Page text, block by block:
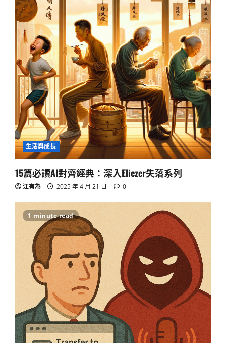
生活與成長
15篇必讀AI對齊經典：深入Eliezer失落系列
江有為 2025 年 4 月 21 日 0
1 minute read
2
生活與成長
15篇必讀AI對齊經典：深入Eliezer失落
系列
2025 年 4 月 21 日 0
人工智慧 生活與成長 資訊科技
GenAI詐騙手法揭秘：你是否正中圈
套？
4
生活與成長
美國AI領導地位對香港有何啟示？
2025 年 4 月 10 日
5
健康與生活 生活與成長 生物學
貓咪真的不愛你？破解主子冷漠的真
心信號
2025 年 4 月 10 日 0